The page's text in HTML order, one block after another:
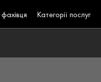
Категорії послуг